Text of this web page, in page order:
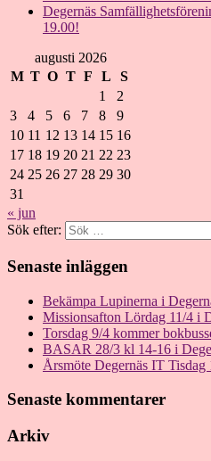
Degernäs
19.00!
augusti 2026
M T O T F L
S
1
2
3
4 5 6 7 8
9
10 11 12 13 14 15 16
17 18 19 20 21 22 23
24 25 26 27 28 29 30
31
« jun
Sök efter:
Senaste inläggen
Bekämpa Lupinerna i
Missionsafton Lördag 11/4 i
Torsdag 9/4 kommer
BASAR 28/3 kl 14-16 i
Årsmöte Degernäs IT
Senaste kommentarer
Arkiv